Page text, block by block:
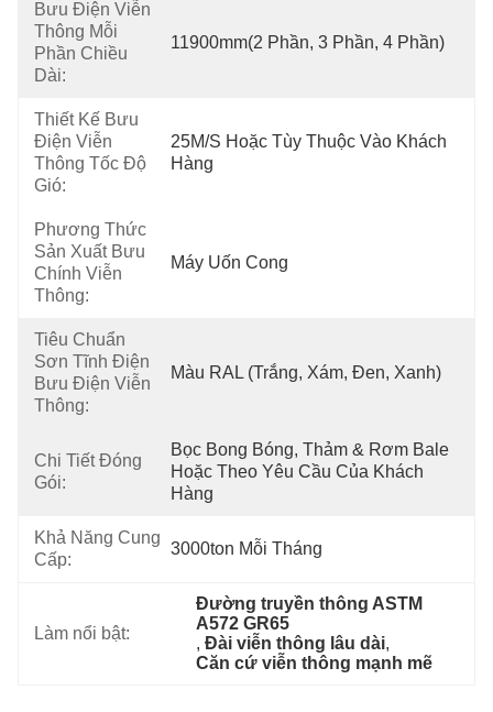
Bưu Điện Viễn
Thông Mỗi
Phần Chiều
Dài:
11900mm(2 Phần, 3 Phần, 4 Phần)
Thiết Kế Bưu
Điện Viễn
Thông Tốc Độ
Gió:
25M/S Hoặc Tùy Thuộc Vào Khách
Hàng
Phương Thức
Sản Xuất Bưu
Chính Viễn
Thông:
Máy Uốn Cong
Tiêu Chuẩn
Sơn Tĩnh Điện
Bưu Điện Viễn
Thông:
Màu RAL (Trắng, Xám, Đen, Xanh)
Chi Tiết Đóng
Gói:
Bọc Bong Bóng, Thảm & Rơm Bale
Hoặc Theo Yêu Cầu Của Khách
Hàng
Khả Năng Cung
Cấp:
3000ton Mỗi Tháng
Làm nổi bật:
Đường truyền thông ASTM
A572 GR65
, Đài viễn thông lâu dài,
Căn cứ viễn thông mạnh mẽ